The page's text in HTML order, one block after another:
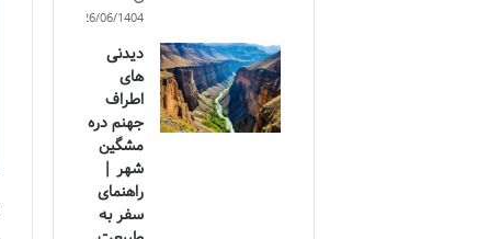
26/06/1404
دیدنی
های
اطراف
جهنم دره
مشگین
شهر |
راهنمای
سفر به